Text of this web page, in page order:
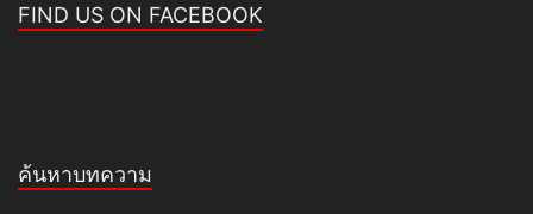
FIND US ON FACEBOOK
ค้นหาบทความ